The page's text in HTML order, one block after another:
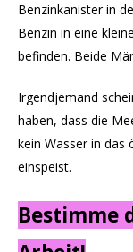
Benzinkanister in
Benzin in eine
befinden. Beide
Irgendjemand
haben, dass die
kein Wasser in das
einspeist.
Bestimme